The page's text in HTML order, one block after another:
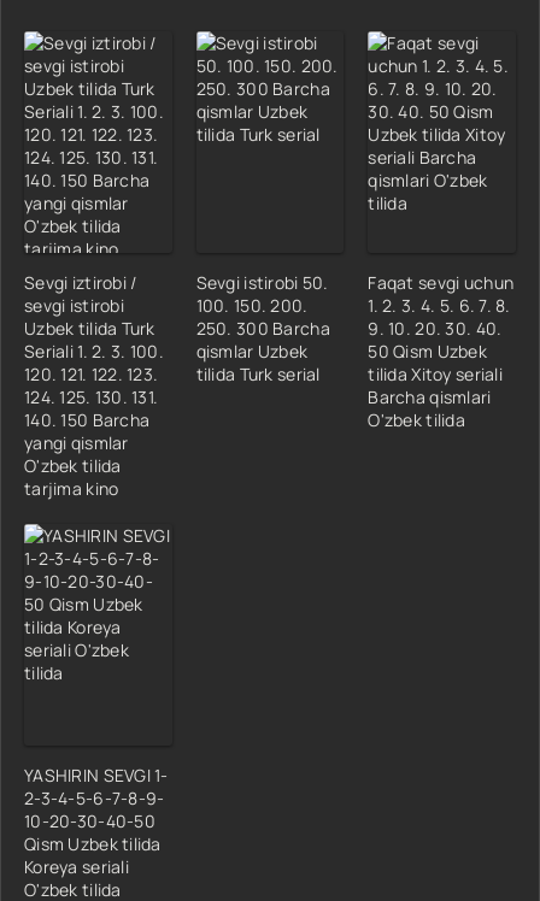
Sevgi iztirobi /
sevgi istirobi
Uzbek tilida Turk
Seriali 1. 2. 3. 100.
120. 121. 122. 123.
124. 125. 130. 131.
140. 150 Barcha
yangi qismlar
O'zbek tilida
tarjima kino
Sevgi istirobi 50.
100. 150. 200.
250. 300 Barcha
qismlar Uzbek
tilida Turk serial
Faqat sevgi uchun
1. 2. 3. 4. 5. 6. 7. 8.
9. 10. 20. 30. 40.
50 Qism Uzbek
tilida Xitoy seriali
Barcha qismlari
O'zbek tilida
YASHIRIN SEVGI 1-
2-3-4-5-6-7-8-9-
10-20-30-40-50
Qism Uzbek tilida
Koreya seriali
O'zbek tilida